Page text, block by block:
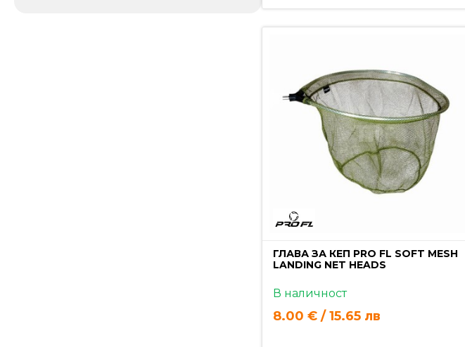
ГЛАВА ЗА КЕП PRO FL SOFT MESH
LANDING NET HEADS
В наличност
8.00 € / 15.65 лв